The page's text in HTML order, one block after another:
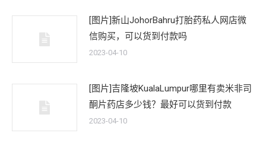
[图片]新山JohorBahru打胎药私人网店微
信购买，可以货到付款吗
2023-04-10
[图片]吉隆坡KualaLumpur哪里有卖米非司
酮片药店多少钱？最好可以货到付款
2023-04-10